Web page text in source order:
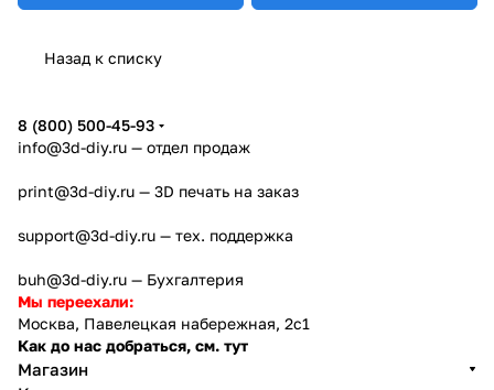
Назад к списку
8 (800) 500-45-93
info@3d-diy.ru — отдел продаж
print@3d-diy.ru — 3D печать на заказ
support@3d-diy.ru — тех. поддержка
buh@3d-diy.ru — Бухгалтерия
Мы переехали:
Москва, Павелецкая набережная, 2с1
Как до нас добраться, см. тут
Магазин